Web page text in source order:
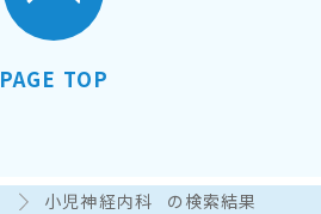
PAGE TOP
小児神経内科 の検索結果